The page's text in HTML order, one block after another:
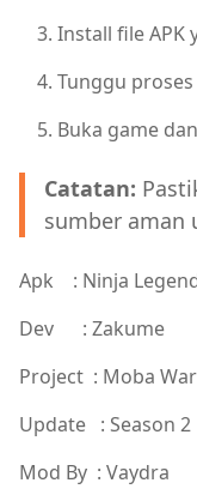
Install file APK
Tunggu
Buka game
Catatan:
sumber aman
Apk : Ninja
Dev : Zakume
Project : Moba
Update : Season 2
Mod By : Vaydra